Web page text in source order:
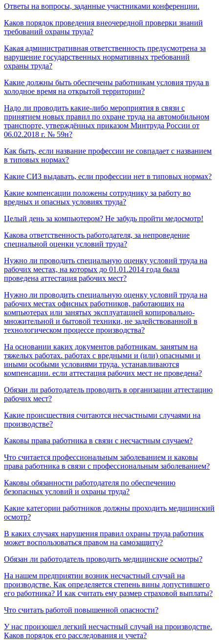
Ответы на вопросы, заданные участниками конференции.
Каков порядок проведения внеочередной проверки знаний
требований охраны труда?
Какая административная ответственность предусмотрена за
нарушение государственных нормативных требований
охраны труда?
Какие должны быть обеспечены работникам условия труда в
холодное время на открытой территории?
Надо ли проводить какие-либо мероприятия в связи с
принятием новых правил по охране труда на автомобильном
транспорте, утверждённых приказом Минтруда России от
06.02.2018 г. № 59н?
Как быть, если название профессии не совпадает с названием
в типовых нормах?
Какие СИЗ выдавать, если профессии нет в типовых нормах?
Какие компенсации положены сотруднику за работу во
вредных и опасных условиях труда?
Целый день за компьютером? Не забудь пройти медосмотр!
Какова ответственность работодателя, за непроведение
специальной оценки условий труда?
Нужно ли проводить специальную оценку условий труда на
рабочих местах, на которых до 01.01.2014 года была
проведена аттестация рабочих мест?
Нужно ли проводить специальную оценку условий труда на
рабочих местах офисных работников, работающих на
компьютерах или занятых эксплуатацией копировально-
множительной и бытовой техники, не задействованной в
технологическом процессе производства?
На основании каких документов работникам. занятым на
тяжелых работах. работах с вредными и (или) опасными и
иными особыми условиями труда. устанавливаются
компенсации. если аттестация рабочих мест не проведена?
Обязан ли работодатель проводить в организации аттестацию
рабочих мест?
Какие происшествия считаются несчастными случаями на
производстве?
Каковы права работника в связи с несчастным случаем?
Что считается профессиональным заболеванием и каковы
права работника в связи с профессиональным заболеванием?
Каковы обязанности работодателя по обеспечению
безопасных условий и охраны труда?
Какие категории работников должны проходить медицинский
осмотр?
В каких случаях нарушения правил охраны труда работник
может воспользоваться правом на самозащиту?
Обязан ли работодатель проводить медицинские осмотры?
На нашем предприятии возник несчастный случай на
производстве. Как определяется степень вины допустившего
его работника? И как считать ему размер страховой выплаты?
Что считать работой повышенной опасности?
У нас произошел легкий несчастный случай на производстве.
Каков порядок его расследования и учета?